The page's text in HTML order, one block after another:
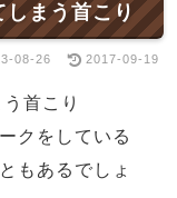
しまう首こり
08-26 2017-09-19
首こり
クをしている
もあるでしょ